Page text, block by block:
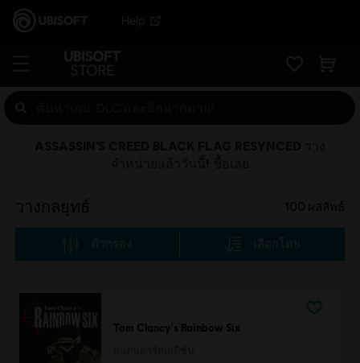
Help
วางกลยุทธ์ 100 ผลลัพธ์
ตัวกรอง เลือกโดย
Tom Clancy's Rainbow Six